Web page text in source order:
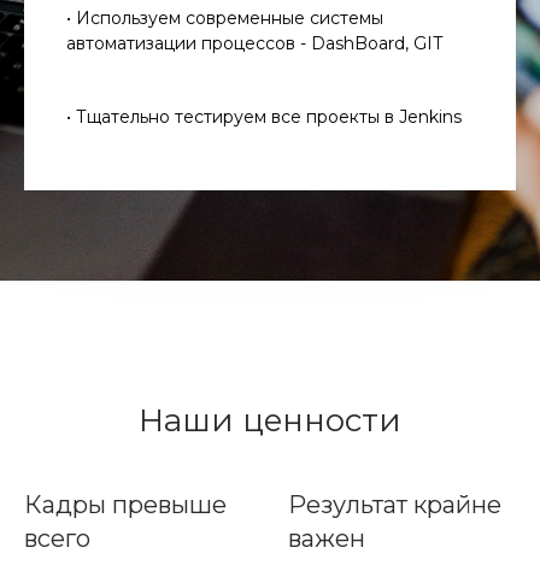
• Используем современные системы
автоматизации процессов - DashBoard, GIT
• Тщательно тестируем все проекты в Jenkins
Наши ценности
Кадры превыше
всего
Результат крайне
важен